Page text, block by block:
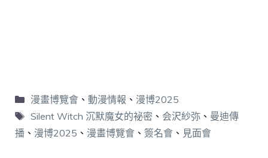
漫畫博覽會、 動漫情報 、 漫博2025
Silent Witch 沉默魔女的祕密 、 会沢紗弥、 曼迪傳
播 、 漫博2025 、 漫畫博覽會 、 簽名會 、 見面會